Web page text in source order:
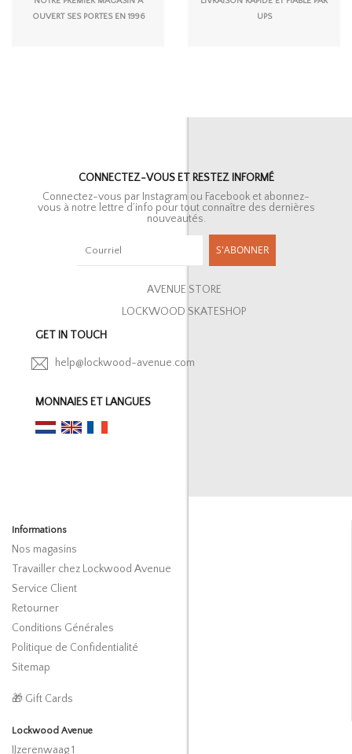
OUVERT SES PORTES EN 1996
UPS
CONNECTEZ-VOUS ET RESTEZ INFORMÉ
Connectez-vous par Instagram ou Facebook et abonnez-
vous à notre lettre d’info pour tout connaître des dernières
nouveautés.
S'ABONNER
AVENUE STORE
LOCKWOOD SKATESHOP
GET IN TOUCH
help@lockwood-avenue.com
MONNAIES ET LANGUES
Informations
Nos magasins
Travailler chez Lockwood Avenue
Service Client
Retourner
Conditions Générales
Politique de Confidentialité
Sitemap
🎁 Gift Cards
Lockwood Avenue
IJzerenwaag 1